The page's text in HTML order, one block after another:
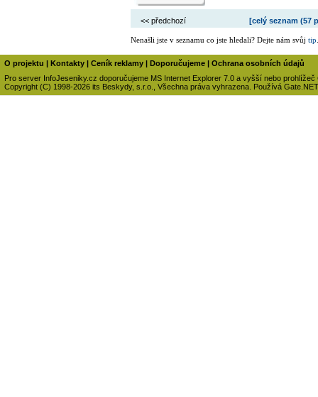
<< předchozí [celý seznam (57
Nenašli jste v seznamu co jste hledali? Dejte nám svůj tip
O projektu | Kontakty | Ceník reklamy | Doporučujeme | Ochrana osobních údajů
Pro server InfoJeseniky.cz doporučujeme MS Internet Explorer 7.0 a vyšší nebo prohlížeč
Copyright (C) 1998-2026 its Beskydy, s.r.o., Všechna práva vyhrazena. Používá